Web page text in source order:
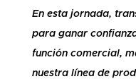
En esta jornada,
para ganar
función comercial,
nuestra línea de